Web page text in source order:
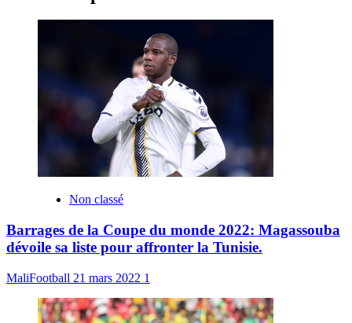
Non classé
Barrages de la Coupe du monde 2022: Magassouba
dévoile sa liste pour affronter la Tunisie.
MaliFootball 21 mars 2022 1